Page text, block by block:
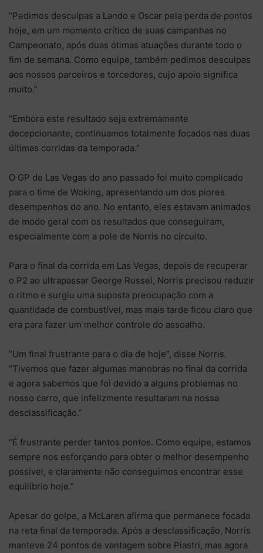
“Pedimos desculpas a Lando e Oscar pela perda de pontos
hoje, em um momento crítico de suas campanhas no
Campeonato, após duas ótimas atuações durante todo o
fim de semana. Como equipe, também pedimos desculpas
aos nossos parceiros e torcedores, cujo apoio significa
muito.”
“Embora este resultado seja extremamente
decepcionante, continuamos totalmente focados nas duas
últimas corridas da temporada.”
O GP de Las Vegas do ano passado foi muito complicado
para o time de Woking, apresentando um dos piores
desempenhos do ano. No entanto, eles estavam animados
de modo geral com os resultados que conseguiram,
especialmente com a pole de Norris no circuito.
Para o final da corrida em Las Vegas, depois de recuperar
o P2 ao ultrapassar George Russel, Norris precisou reduzir
o ritmo e surgiu uma suposta preocupação com a
quantidade de combustível, mas mais tarde ficou claro que
era para fazer um melhor controle do assoalho.
“Um final frustrante para o dia de hoje”, disse Norris.
“Tivemos que fazer algumas manobras no final da corrida
e agora sabemos que foi devido a alguns problemas no
nosso carro, que infelizmente resultaram na nossa
desclassificação.”
“É frustrante perder tantos pontos. Como equipe, estamos
sempre nos esforçando para obter o melhor desempenho
possível, e claramente não conseguimos encontrar esse
equilíbrio hoje.”
Apesar do golpe, a McLaren afirma que permanece focada
na reta final da temporada. Após a desclassificação, Norris
manteve 24 pontos de vantagem sobre Piastri, mas agora